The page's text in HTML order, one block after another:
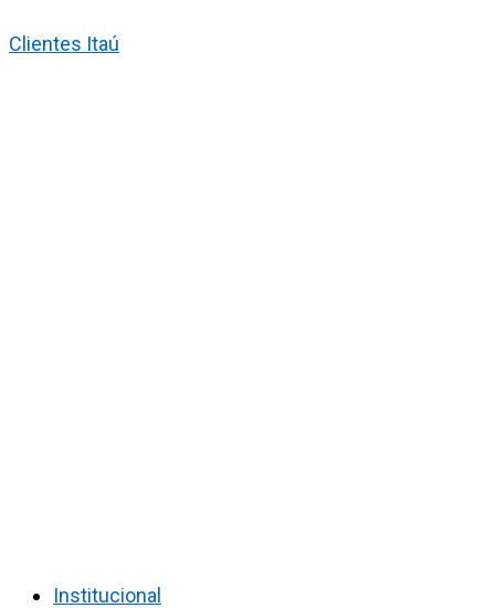
Clientes Itaú
Institucional